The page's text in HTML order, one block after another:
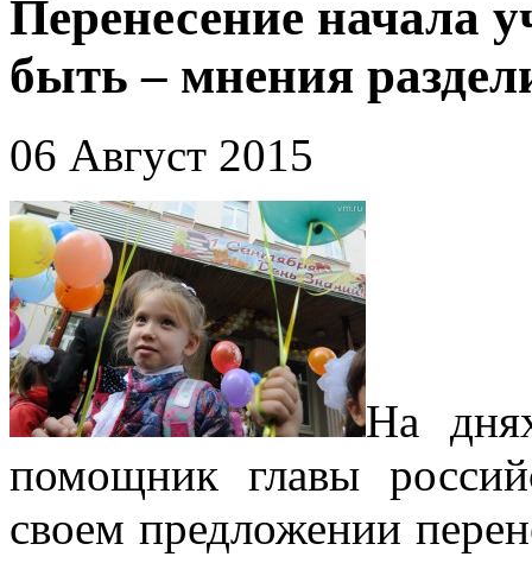
Перенесение начала
быть – мнения
06 Август 2015
На
помощник главы
своем предложении